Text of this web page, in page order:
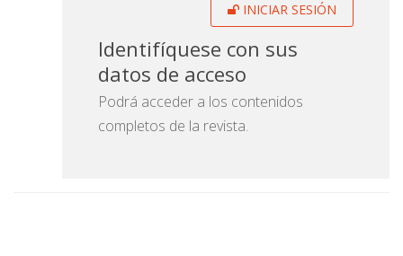
INICIAR SESIÓN
Identifíquese con sus
datos de acceso
Podrá acceder a los contenidos
completos de la revista.